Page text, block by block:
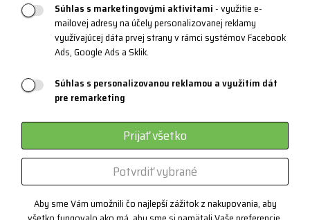
Aby sme Vám umožnili čo najlepší zážitok z nakupovania, aby
Súhlas s marketingovými aktivitami- využitie e-
mailovej adresy na účely personalizovanej reklamy
využívajúcej dáta prvej strany v rámci systémov Facebook
Ads, Google Ads a Sklik.
Súhlas s personalizovanou reklamou a využitím dát
pre remarketing
Potvrdiť vybrané
Prijať všetko
PRODUKTOVÁ PODPORA
Veľkostné tabuľky
Materiály a technológie
Športové okuliare
Certifikáty
Zákazková výroba